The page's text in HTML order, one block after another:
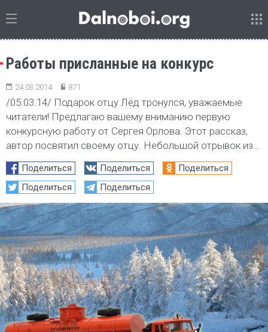
Работы присланные на конкурс
24.03.2014 871
/05.03.14/ Подарок отцу Лёд тронулся, уважаемые
читатели! Предлагаю вашему вниманию первую
конкурсную работу от Сергея Орлова. Этот рассказ,
автор посвятил своему отцу. Небольшой отрывок из…
Поделиться Поделиться
Поделиться
Поделиться
Поделиться